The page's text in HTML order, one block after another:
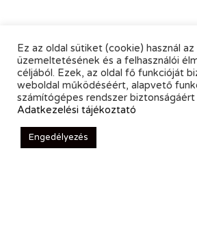
Ez az oldal sütiket (cookie) használ az
üzemeltetésének és a felhasználói
céljából. Ezek, az oldal fő funkcióját
weboldal működéséért, alapvető
számítógépes rendszer biztonságáért
Adatkezelési tájékoztató
Engedélyezés